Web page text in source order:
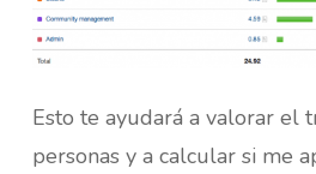
Esto te ayudará a valorar el
personas y a calcular si me